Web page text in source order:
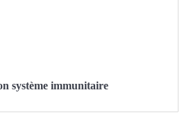
système immunitaire